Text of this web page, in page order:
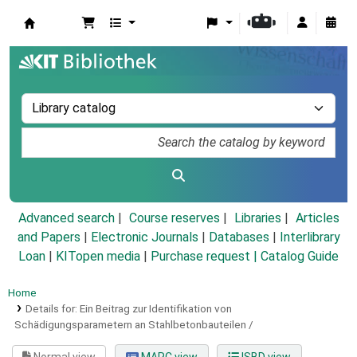
Advanced search Course reserves Libraries
Articles
and Papers
Electronic Journals Databases
Interlibrary
Loan
KITopen media Purchase request | Catalog Guide
Home
Details for: Ein Beitrag zur Identifikation von
Schädigungsparametern an Stahlbetonbauteilen /